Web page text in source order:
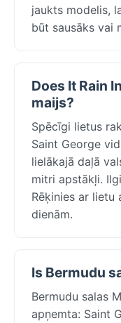
jaukts modelis,
būt sausāks vai
Does It Rain
maijs?
Spēcīgi lietus
Saint George
lielākajā daļā
mitri apstākļi.
Rēķinies ar
dienām.
Is Bermudu
Bermudu salas
apņemta: Saint